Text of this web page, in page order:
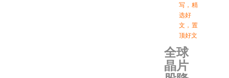
写 ， 精
选好
文 ， 置
顶好文
全球
晶片